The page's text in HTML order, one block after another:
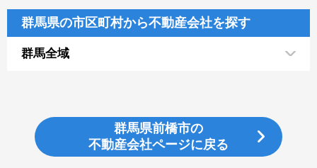
群馬県の市区町村から不動産会社を探す
群馬全域
群馬県前橋市の
不動産会社ページに戻る